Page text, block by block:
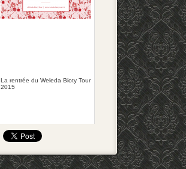
La rentrée du Weleda Bioty Tour
2015